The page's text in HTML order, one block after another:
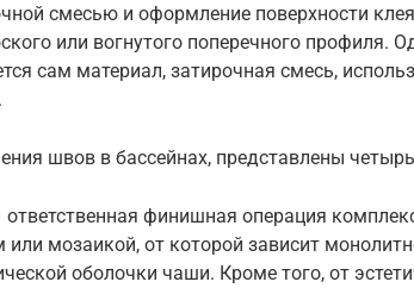
смесью и оформление поверхности
или вогнутого поперечного профиля.
сам материал, затирочная смесь,
швов в бассейнах, представлены
финишная операция
мозаикой, от которой зависит
оболочки чаши. Кроме того, от